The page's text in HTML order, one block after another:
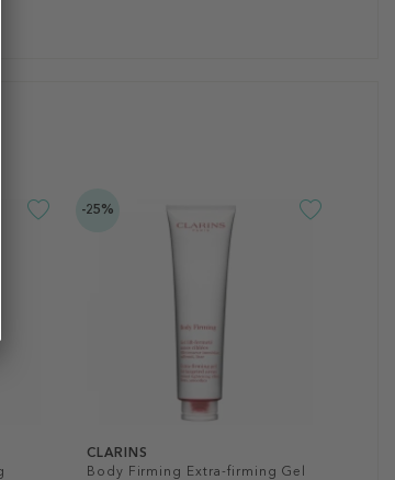
-25%
CLARINS
Body Firming Extra-firming Gel